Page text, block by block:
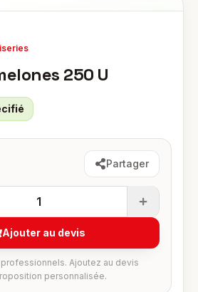
250 U
Partager
1
Ajouter au devis
Ajoutez au devis
personnalisée.